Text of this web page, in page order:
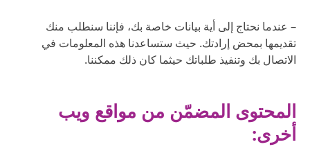
– عندما نحتاج إلى أية بيانات خاصة بك، فإننا سنطلب منك
تقديمها بمحض إرادتك. حيث ستساعدنا هذه المعلومات في
الاتصال بك وتنفيذ طلباتك حيثما كان ذلك ممكننا.
المحتوى المضمّن من مواقع ويب
أخرى: